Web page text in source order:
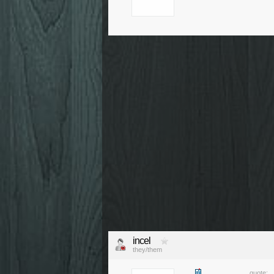
incel
they/them